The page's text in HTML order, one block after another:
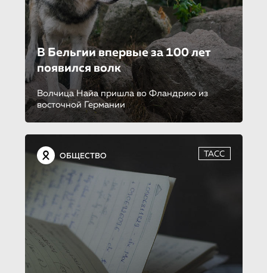
В Бельгии впервые за 100 лет
появился волк
Волчица Найа пришла во Фландрию из
восточной Германии
ОБЩЕСТВО ТАСС